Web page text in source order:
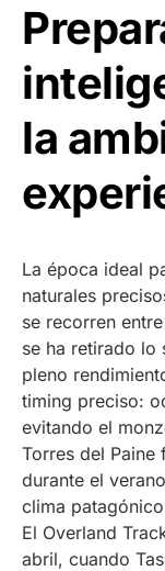
la
La época ideal
naturales
se recorren
se ha retirado lo
pleno
timing preciso:
evitando el
Torres del
durante el
clima
El Overland
abril, cuando